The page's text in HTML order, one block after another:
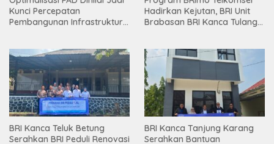
Kunci Percepatan
Pembangunan Infrastruktur
Hadirkan Kejutan, BRI Unit
Brabasan BRI Kanca Tulang
Mesuji
BRI Kanca Teluk Betung
Serahkan BRI Peduli Renovasi
BRI Kanca Tanjung Karang
Serahkan Bantuan